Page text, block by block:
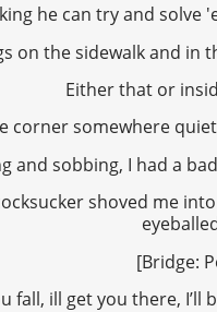
he can try and solve
on the sidewalk and in
Either that or
corner somewhere
and sobbing, I had a
shoved me
[Bridge:
fall, ill get you there,